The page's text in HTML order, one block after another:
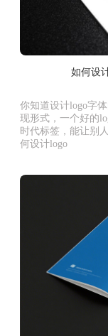
如何设
你知道设计logo字
现形式，一个好的
时代标签，能让别
何设计logo